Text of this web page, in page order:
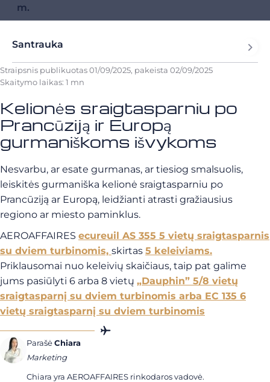
m.
Santrauka
Straipsnis publikuotas01/09/2025, pakeista 02/09/2025
Skaitymo laikas: 1 mn
Kelionės sraigtasparniu po
Prancūziją ir Europą
gurmaniškoms išvykoms
Nesvarbu, ar esate gurmanas, ar tiesiog smalsuolis,
leiskitės gurmaniška kelionė sraigtasparniu po
Prancūziją ar Europą, leidžianti atrasti gražiausius
regiono ar miesto paminklus.
AEROAFFAIRES ecureuil AS 355 5 vietų sraigtasparnis
su dviem turbinomis, skirtas 5 keleiviams.
Priklausomai nuo keleivių skaičiaus, taip pat galime
jums pasiūlyti 6 arba 8 vietų „Dauphin” 5/8 vietų
sraigtasparnį su dviem turbinomis arba EC 135 6
vietų sraigtasparnį su dviem turbinomis
ParašėChiara
Marketing
Chiara yra AEROAFFAIRES rinkodaros vadovė.